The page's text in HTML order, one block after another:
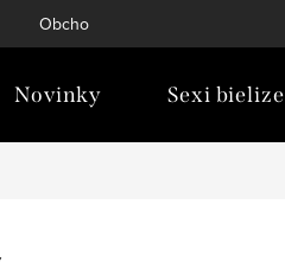
Obchodné podmienky
Novinky Sexi